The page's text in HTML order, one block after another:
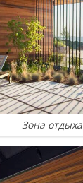
Зона отдыха